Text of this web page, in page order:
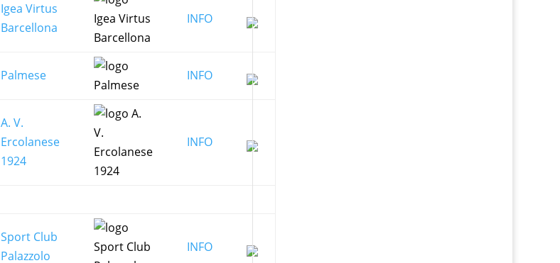
Igea Virtus
Barcellona
INFO
Palmese INFO
A. V.
Ercolanese
1924
INFO
Sport Club
Palazzolo
INFO